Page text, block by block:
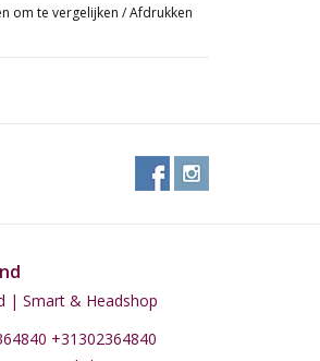
gelukkig dezelfde
om te vergelijken /Afdrukken
| Smart & Headshop
+31302364840